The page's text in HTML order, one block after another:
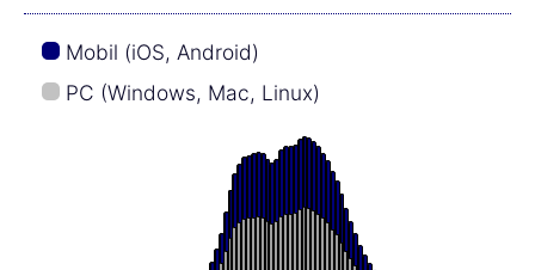
Mobil (iOS, Android)
PC (Windows, Mac, Linux)